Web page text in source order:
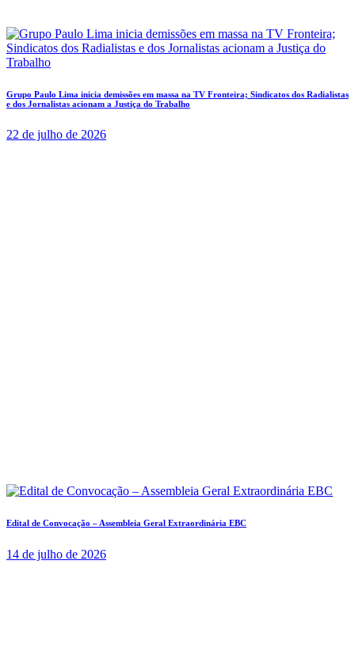
Grupo Paulo Lima inicia demissões em massa na TV Fronteira; Sindicatos dos Radialistas
e dos Jornalistas acionam a Justiça do Trabalho
22 de julho de 2026
Edital de Convocação – Assembleia Geral Extraordinária EBC
14 de julho de 2026